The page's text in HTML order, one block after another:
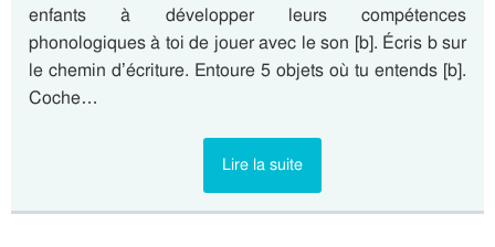
enfants à développer leurs compétences
phonologiques à toi de jouer avec le son [b]. Écris b sur
le chemin d’écriture. Entoure 5 objets où tu entends [b].
Coche…
Lire la suite